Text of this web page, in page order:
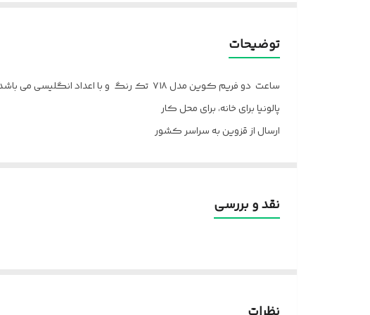
توضیحات
ساعت دو فریم کوین مدل ۷۱۸ تک رنگ و با اعداد انگلیسی می باشد.
پالونیا برای خانه، برای محل کار
ارسال از قزوین به سراسر کشور
نقد و بررسی